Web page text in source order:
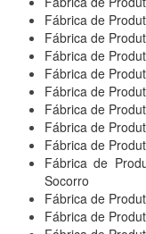
Fábrica de
Fábrica de
Fábrica de
Fábrica de
Fábrica de
Fábrica de
Fábrica de
Fábrica de
Fábrica de
Socorro
Fábrica de
Fábrica de